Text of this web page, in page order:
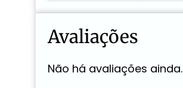
Avaliações
Não há avaliações ainda.